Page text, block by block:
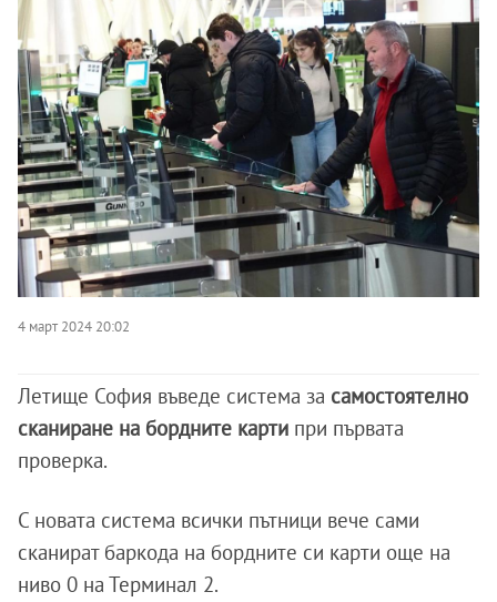
4 март 2024 20:02
Летище София въведе система за самостоятелно
сканиране на бордните карти при първата
проверка.
С новата система всички пътници вече сами
сканират баркода на бордните си карти още на
ниво 0 на Терминал 2.